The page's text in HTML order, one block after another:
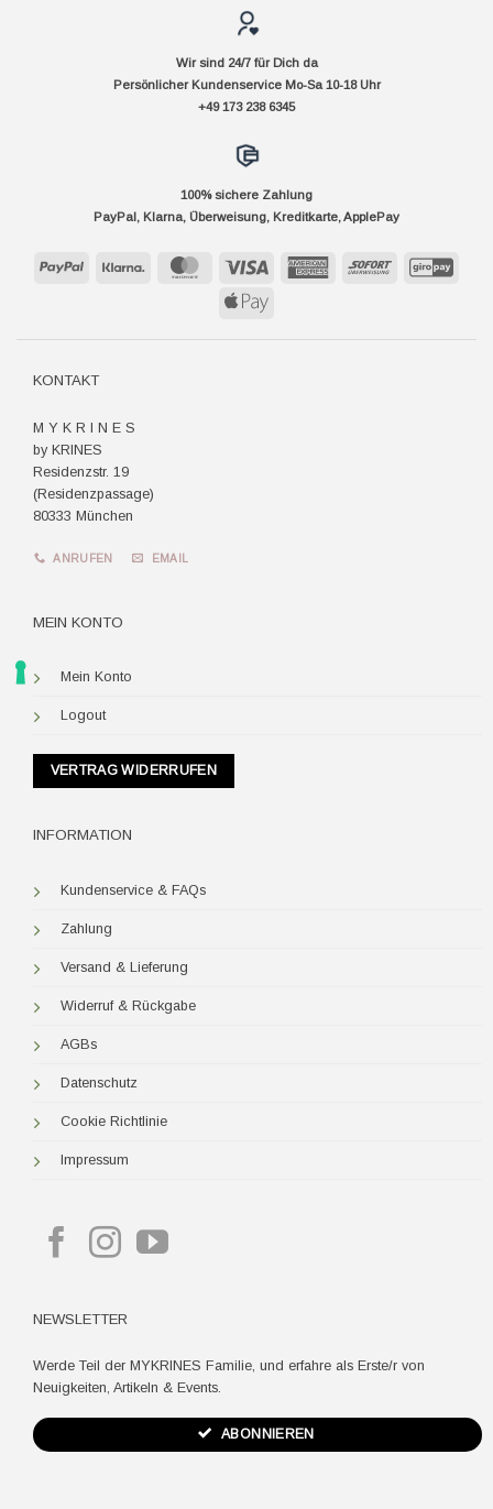
Wir sind 24/7 für Dich da
Persönlicher Kundenservice Mo-Sa 10-18 Uhr
+49 173 238 6345
100% sichere Zahlung
PayPal, Klarna, Überweisung, Kreditkarte, ApplePay
PayPal Klarna MasterCard Visa
AmericanSofort
Apple
KONTAKT
M Y K R I N E S
by KRINES
Residenzstr. 19
(Residenzpassage)
80333 München
ANRUFEN EMAIL
MEIN KONTO
Mein Konto
Logout
VERTRAG WIDERRUFEN
INFORMATION
Kundenservice & FAQs
Zahlung
Versand & Lieferung
Widerruf & Rückgabe
AGBs
Datenschutz
Cookie Richtlinie
Impressum
NEWSLETTER
Werde Teil der MYKRINES Familie, und erfahre als Erste/r von
Neuigkeiten, Artikeln & Events.
ABONNIEREN